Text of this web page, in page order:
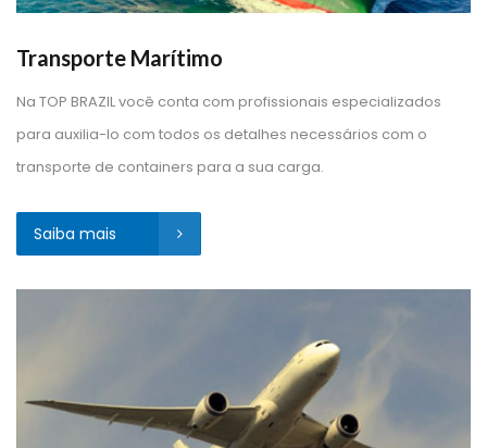
Transporte Marítimo
Na TOP BRAZIL você conta com profissionais especializados
para auxilia-lo com todos os detalhes necessários com o
transporte de containers para a sua carga.
Saiba mais